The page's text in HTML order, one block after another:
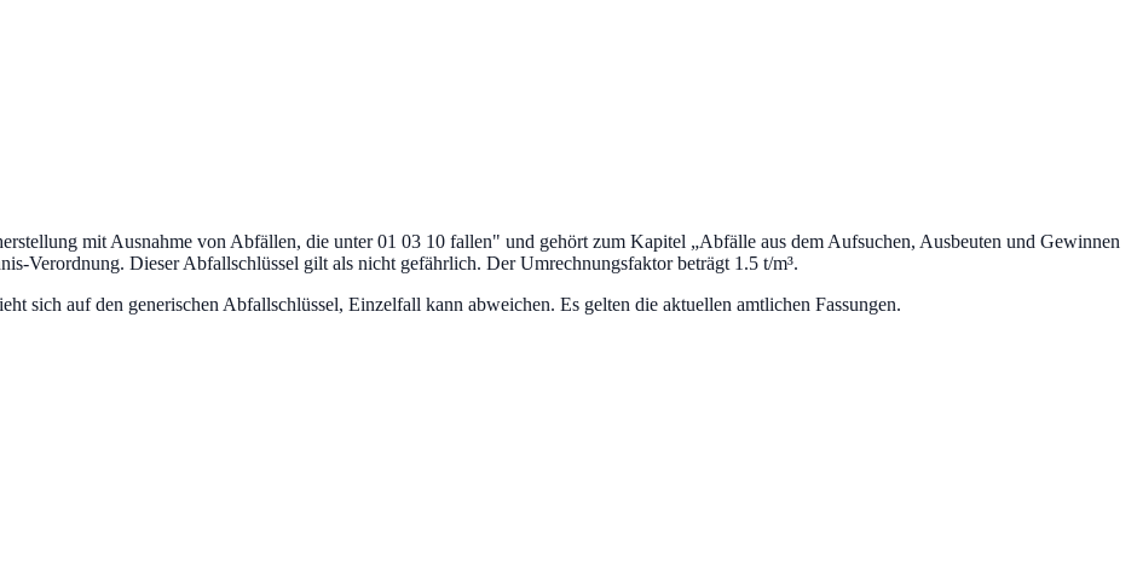
mit Ausnahme von Abfällen, die unter 01 03 10 fallen" und gehört zum Kapitel „Abfälle aus dem Aufsuchen, Ausbeuten und Gewinnen
Verordnung. Dieser Abfallschlüssel gilt als nicht gefährlich. Der Umrechnungsfaktor beträgt 1.5 t/m³.
sich auf den generischen Abfallschlüssel, Einzelfall kann abweichen. Es gelten die aktuellen amtlichen Fassungen.